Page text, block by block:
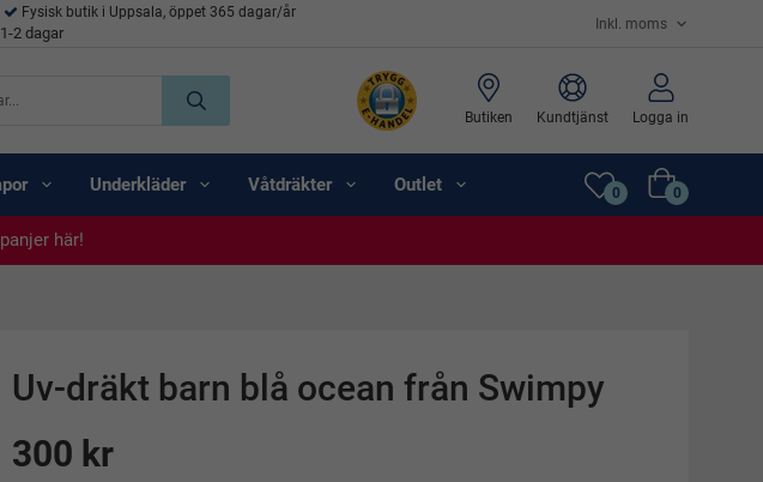
Fysisk butik i Uppsala, öppet 365 dagar/år
2 dagar
Butiken Kundtjänst Logga in
Underkläder Våtdräkter Outlet 0 0
här!
här!
här!
här!
här!
Uv-dräkt barn blå ocean från Swimpy
300 kr